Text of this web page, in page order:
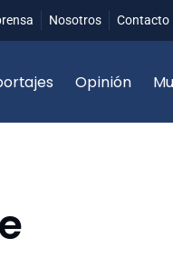
Nosotros Contacto
Opinión